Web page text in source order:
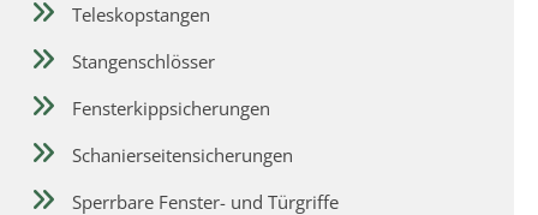
Teleskopstangen
Stangenschlösser
Fensterkippsicherungen
Schanierseitensicherungen
Sperrbare Fenster- und Türgriffe